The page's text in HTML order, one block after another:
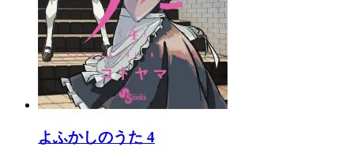
よふかしのうた 4